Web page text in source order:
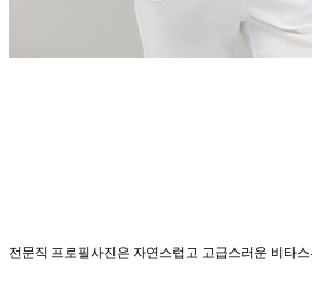
전문직 프로필사진은 자연스럽고 고급스러운 비타